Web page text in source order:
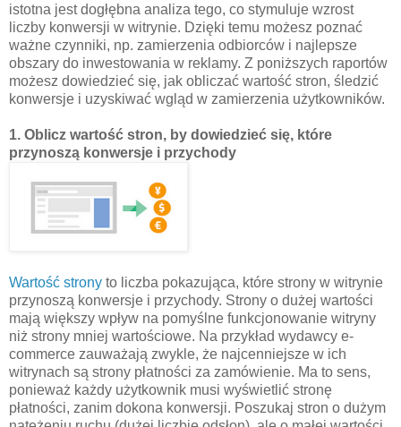
istotna jest dogłębna analiza tego, co stymuluje wzrost
liczby konwersji w witrynie. Dzięki temu możesz poznać
ważne czynniki, np. zamierzenia odbiorców i najlepsze
obszary do inwestowania w reklamy. Z poniższych raportów
możesz dowiedzieć się, jak obliczać wartość stron, śledzić
konwersje i uzyskiwać wgląd w zamierzenia użytkowników.
1. Oblicz wartość stron, by dowiedzieć się, które
przynoszą konwersje i przychody
Wartość strony to liczba pokazująca, które strony w witrynie
przynoszą konwersje i przychody. Strony o dużej wartości
mają większy wpływ na pomyślne funkcjonowanie witryny
niż strony mniej wartościowe. Na przykład wydawcy e-
commerce zauważają zwykle, że najcenniejsze w ich
witrynach są strony płatności za zamówienie. Ma to sens,
ponieważ każdy użytkownik musi wyświetlić stronę
płatności, zanim dokona konwersji. Poszukaj stron o dużym